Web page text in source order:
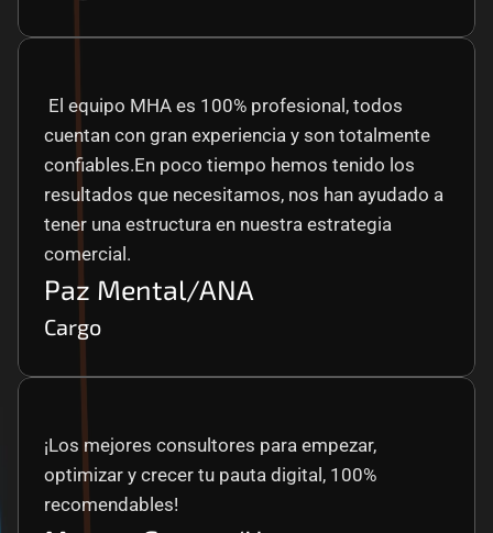
cuentan con gran experiencia y son totalmente
confiables.En poco tiempo hemos tenido los
resultados que necesitamos, nos han ayudado a
tener una estructura en nuestra estrategia
comercial.
Paz Mental/ANA
Cargo
¡Los mejores consultores para empezar,
optimizar y crecer tu pauta digital, 100%
recomendables!